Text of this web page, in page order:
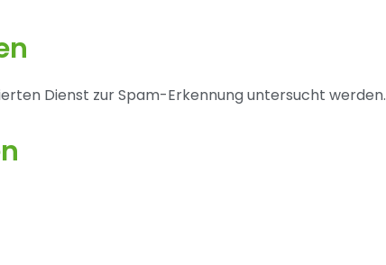
Dienst zur Spam-Erkennung untersucht werden.